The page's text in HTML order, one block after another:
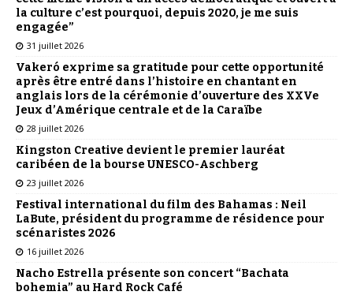
la culture c’est pourquoi, depuis 2020, je me suis
engagée”
31 juillet 2026
Vakeró exprime sa gratitude pour cette opportunité
après être entré dans l’histoire en chantant en
anglais lors de la cérémonie d’ouverture des XXVe
Jeux d’Amérique centrale et de la Caraïbe
28 juillet 2026
Kingston Creative devient le premier lauréat
caribéen de la bourse UNESCO-Aschberg
23 juillet 2026
Festival international du film des Bahamas : Neil
LaBute, président du programme de résidence pour
scénaristes 2026
16 juillet 2026
Nacho Estrella présente son concert “Bachata
bohemia” au Hard Rock Café